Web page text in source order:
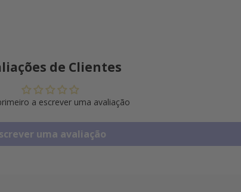
de Clientes
a escrever uma avaliação
uma avaliação